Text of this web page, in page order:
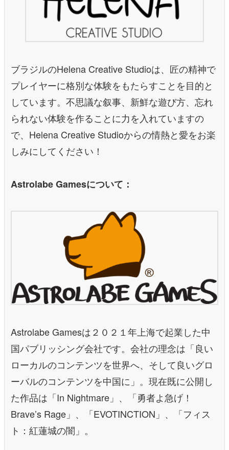
ブラジルのHelena Creative Studioは、匠の精神で
プレイヤーに格別な体験をもたらすことを目的と
しています。不思議な叙事、新鮮な遊び方、忘れ
られない体験を作ることに力を入れていますの
で、Helena Creative Studioからの情熱と愛をお楽
しみにしてください！
Astrolabe Gamesについて：
Astrolabe Gamesは２０２１年上海で起業した中
国パブリッシング会社です。会社の理念は「良い
ローカルのコンテンツを世界へ、そして良いグロ
ーバルのコンテンツを中国に」。現在既に公開し
た作品は「In Nightmare」、「勇者よ急げ！
Brave’s Rage」、「EVOTINCTION」、「フィス
ト：紅蓮城の闇」。